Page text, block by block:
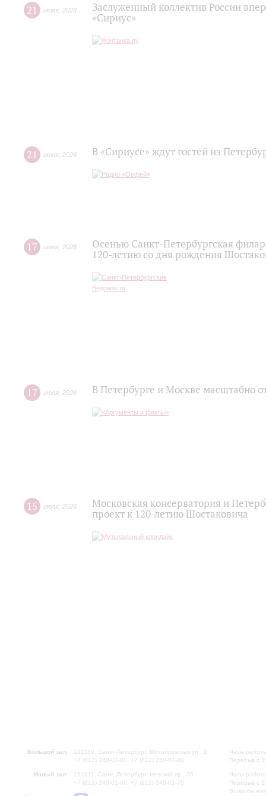
21 июля 2026
Заслуженный коллектив России
«Сириус»
21 июля 2026 В «Сириусе» ждут гостей из
17 июля 2026
Осенью Санкт-Петербургская
120‑летию со дня рождения
17 июля 2026 В Петербурге и Москве масштабно
15 июля 2026
Московская консерватория и
проект к 120-летию Шостаковича
Большой зал:
191186, Санкт-Петербург, Михайловская ул., 2
+7 (812) 240-01-00, +7 (812) 240-01-80
Малый зал:
191011, Санкт-Петербург, Невский пр., 30
+7 (812) 240-01-00, +7 (812) 240-01-70
Часы
Перерыв с
Часы
Перерыв с
Вопросы